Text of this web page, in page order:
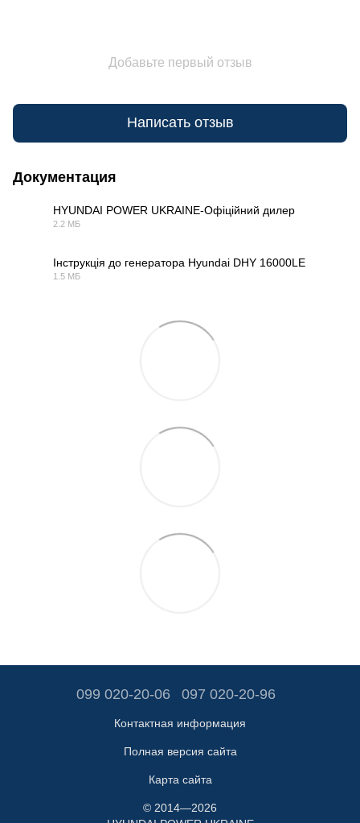
Добавьте первый отзыв
Написать отзыв
Документация
HYUNDAI POWER UKRAINE-Офіційний дилер
2.2 МБ
Інструкція до генератора Hyundai DHY 16000LE
1.5 МБ
099 020-20-06 097 020-20-96
Контактная информация
Полная версия сайта
Карта сайта
© 2014—2026